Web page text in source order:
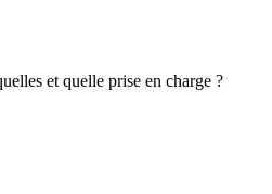
et quelle prise en charge ?